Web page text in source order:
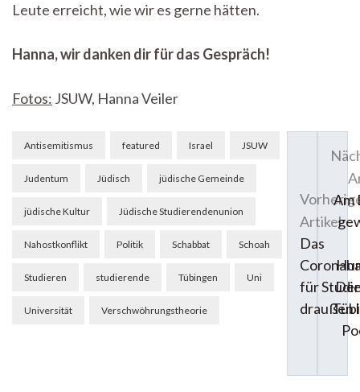
Leute erreicht, wie wir es gerne hätten.
Hanna, wir danken dir für das Gespräch!
Fotos: JSUW, Hanna Veiler
Antisemitismus featured Israel JSUW
Judentum Jüdisch jüdische Gemeinde
jüdische Kultur Jüdische Studierendenunion
Nahostkonflikt Politik Schabbat Schoah
Studieren studierende Tübingen Uni
Universität Verschwöhrungstheorie
Beitragsnavigation
Artikel
Das
für
draußen
Am